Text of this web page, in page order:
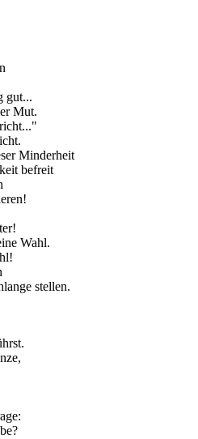
gut...
Mut.
Minderheit
befreit
Wahl.
stellen.